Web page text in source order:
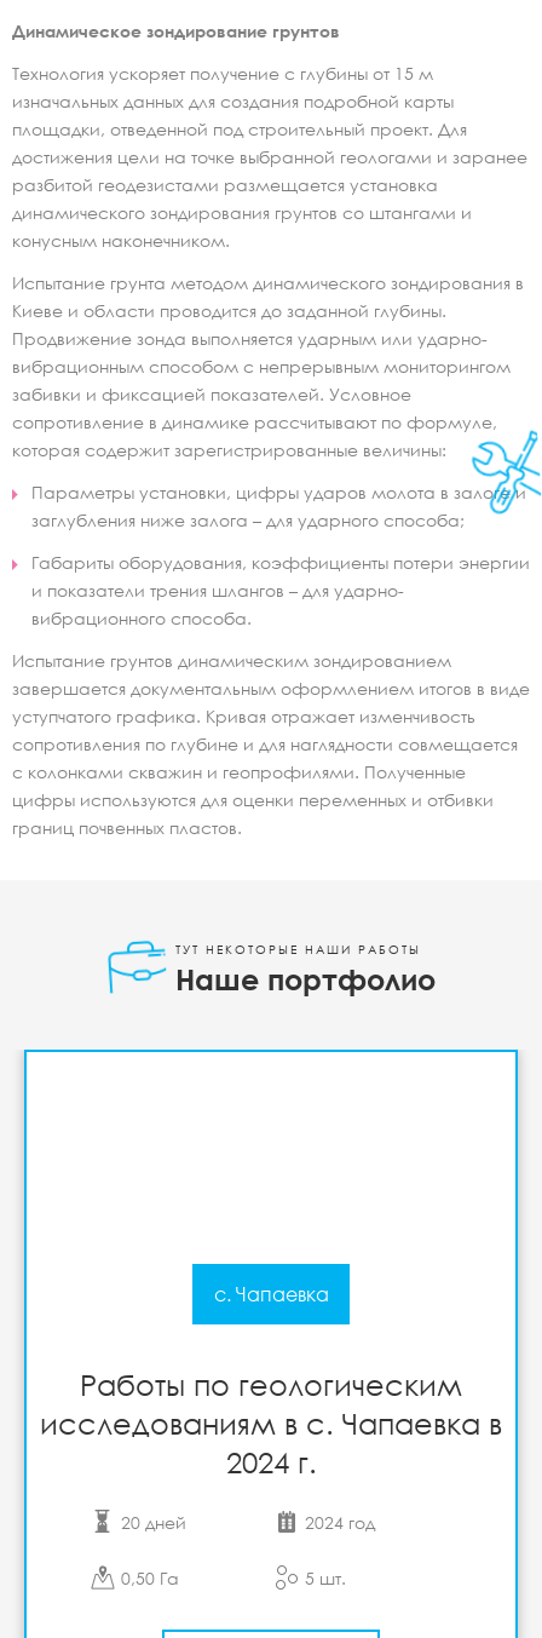
Динамическое зондирование грунтов
Технология ускоряет получение с глубины от 15 м
изначальных данных для создания подробной карты
площадки, отведенной под строительный проект. Для
достижения цели на точке выбранной геологами и заранее
разбитой геодезистами размещается установка
динамического зондирования грунтов со штангами и
конусным наконечником.
Испытание грунта методом динамического зондирования в
Киеве и области проводится до заданной глубины.
Продвижение зонда выполняется ударным или ударно-
вибрационным способом с непрерывным мониторингом
забивки и фиксацией показателей. Условное
сопротивление в динамике рассчитывают по формуле,
которая содержит зарегистрированные величины:
Параметры установки, цифры ударов молота в залоге и
заглубления ниже залога – для ударного способа;
Габариты оборудования, коэффициенты потери энергии
и показатели трения шлангов – для ударно-
вибрационного способа.
Испытание грунтов динамическим зондированием
завершается документальным оформлением итогов в виде
уступчатого графика. Кривая отражает изменчивость
сопротивления по глубине и для наглядности совмещается
с колонками скважин и геопрофилями. Полученные
цифры используются для оценки переменных и отбивки
границ почвенных пластов.
ТУТ НЕКОТОРЫЕ НАШИ РАБОТЫ
Наше портфолио
с. Чапаевка
Работы по геологическим
исследованиям в с. Чапаевка в
2024 г.
20 дней 2024 год
0,50 Га 5 шт.